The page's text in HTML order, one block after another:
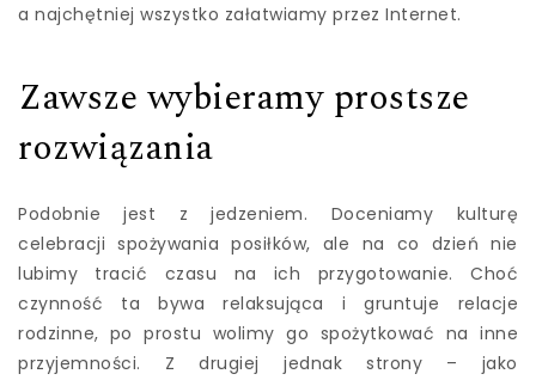
a najchętniej wszystko załatwiamy przez Internet.
Zawsze wybieramy prostsze
rozwiązania
Podobnie jest z jedzeniem. Doceniamy kulturę
celebracji spożywania posiłków, ale na co dzień nie
lubimy tracić czasu na ich przygotowanie. Choć
czynność ta bywa relaksująca i gruntuje relacje
rodzinne, po prostu wolimy go spożytkować na inne
przyjemności. Z drugiej jednak strony – jako